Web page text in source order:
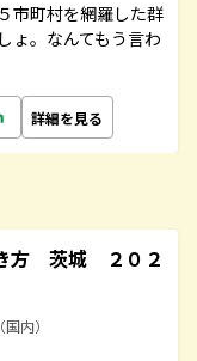
市町村を網羅した群
ょ。なんてもう言わ
詳細を見る
方 茨城 ２０２
内）